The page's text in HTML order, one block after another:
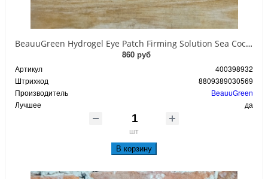
BeauuGreen Hydrogel Eye Patch Firming Solution Sea Cocumber & Black Гидрогелевые патчи для кожи вокруг глаз с экстрактом черного морского огурца 60 шт 90 гр
860 руб
Артикул
400398932
Штрихкод
8809389030569
Производитель
BeauuGreen
Лучшее
да
шт
В корзину